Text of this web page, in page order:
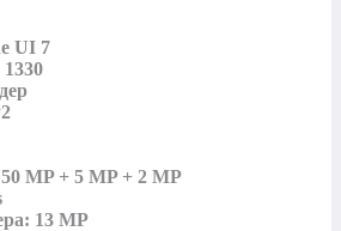
UI 7
MP + 5 MP + 2 MP
13 MP